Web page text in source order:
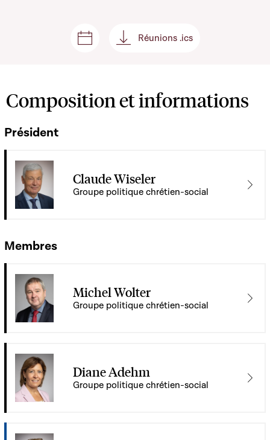
Séances et réunions
Réunions .ics
Réunions .ics
Composition et informations
Président
Claude Wiseler
Groupe politique chrétien-social
Membres
Michel Wolter
Groupe politique chrétien-social
Diane Adehm
Groupe politique chrétien-social